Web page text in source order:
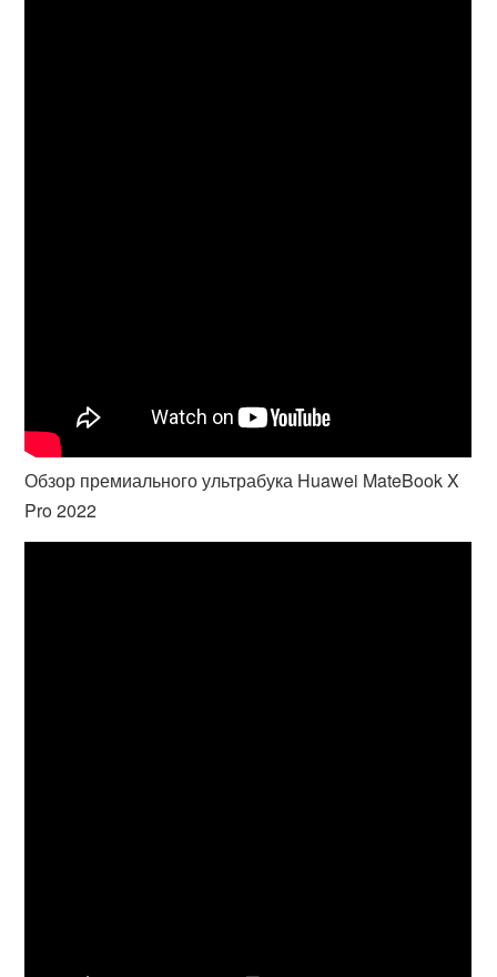
Обзор премиального ультрабука Huawei MateBook X
Pro 2022